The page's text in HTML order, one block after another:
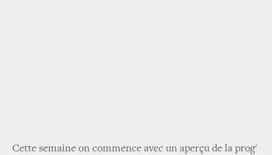
Cette semaine on commence avec un aperçu de la prog'